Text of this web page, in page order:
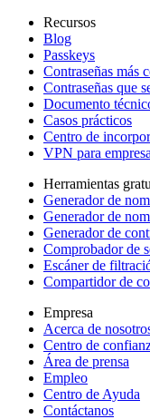
Recursos
Blog
Passkeys
Contraseñas más
Contraseñas que
Documento
Casos prácticos
Centro de
VPN para
Herramientas
Generador de
Generador de
Generador de
Comprobador de
Escáner de
Compartidor de
Empresa
Acerca de
Centro de
Área de prensa
Empleo
Centro de Ayuda
Contáctanos